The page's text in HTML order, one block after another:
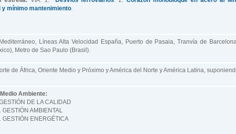
y mínimo mantenimiento.
Líneas Alta Velocidad España, Puerto de Pasaia, Tranvía de
Metro de Sao Paulo (Brasil).
de África, Oriente Medio y Próximo y América del Norte y América Latina,
Ambiente:
DE LA CALIDAD
GESTIÓN AMBIENTAL
GESTIÓN ENERGÉTICA